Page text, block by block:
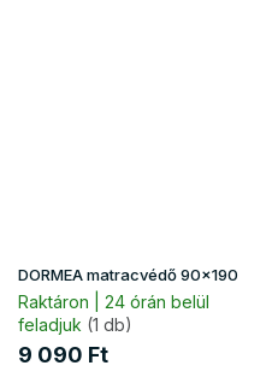
DORMEA matracvédő 90x190
Raktáron | 24 órán belül
feladjuk (1 db)
9 090 Ft